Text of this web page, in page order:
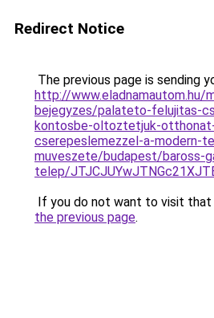
Redirect Notice
The previous page is sending
http://www.eladnamautom.hu/
bejegyzes/palateto-felujitas-
kontosbe-oltoztetjuk-
cserepeslemezzel-a-modern-
muveszete/budapest/baross-
telep/
If you do not want to visit that
the previous page.